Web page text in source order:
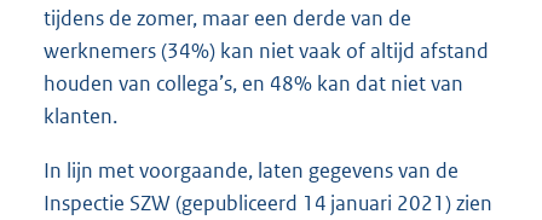
tijdens de zomer, maar een derde van de
werknemers (34%) kan niet vaak of altijd afstand
houden van collega’s, en 48% kan dat niet van
klanten.
In lijn met voorgaande, laten gegevens van de
Inspectie SZW (gepubliceerd 14 januari 2021) zien